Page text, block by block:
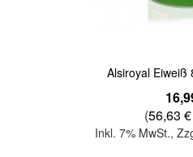
Alsiroyal Eiweiß
(56,63 €
Inkl. 7% MwSt.,